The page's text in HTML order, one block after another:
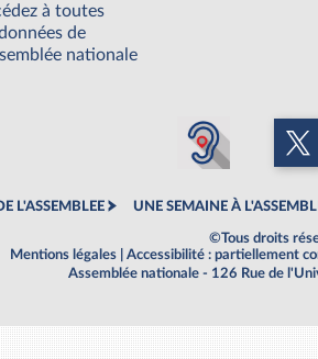
à toutes
de
nationale
L'ASSEMBLEE UNE SEMAINE À
©Tous droits
Mentions légales
Accessibilité : partiellement
Assemblée nationale - 126 Rue de